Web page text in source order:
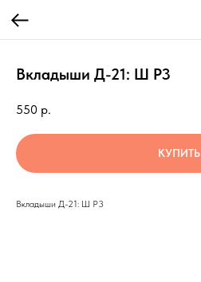
Вкладыши Д-21: Ш Р3
550 р.
КУПИТЬ
Вкладыши Д-21: Ш Р3